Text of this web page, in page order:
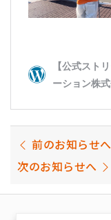
前のお知らせへ
次のお知らせへ